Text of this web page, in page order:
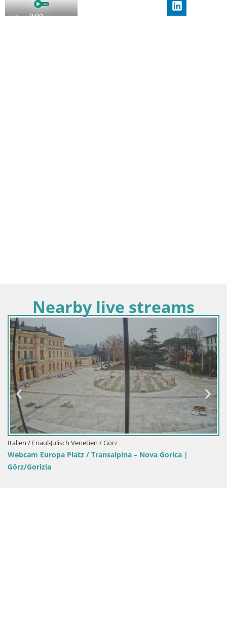
Nearby live streams
Italien / Friaul-Julisch Venetien / Görz
Webcam Europa Platz / Transalpina – Nova Gorica |
Görz/Gorizia